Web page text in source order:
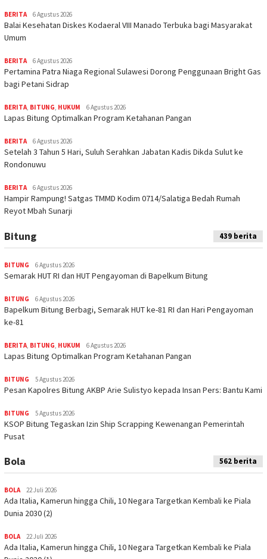
BERITA 6 Agustus 2026
Balai Kesehatan Diskes Kodaeral VIII Manado Terbuka bagi Masyarakat
Umum
BERITA 6 Agustus 2026
Pertamina Patra Niaga Regional Sulawesi Dorong Penggunaan Bright Gas
bagi Petani Sidrap
BERITA, BITUNG, HUKUM 6 Agustus 2026
Lapas Bitung Optimalkan Program Ketahanan Pangan
BERITA 6 Agustus 2026
Setelah 3 Tahun 5 Hari, Suluh Serahkan Jabatan Kadis Dikda Sulut ke
Rondonuwu
BERITA 6 Agustus 2026
Hampir Rampung! Satgas TMMD Kodim 0714/Salatiga Bedah Rumah
Reyot Mbah Sunarji
Bitung 439 berita
BITUNG 6 Agustus 2026
Semarak HUT RI dan HUT Pengayoman di Bapelkum Bitung
BITUNG 6 Agustus 2026
‎Bapelkum Bitung Berbagi, Semarak HUT ke-81 RI dan Hari Pengayoman
ke-81
BERITA BITUNG HUKUM 6 Agustus 2026
Lapas Bitung Optimalkan Program Ketahanan Pangan
BITUNG 5 Agustus 2026
Pesan Kapolres Bitung AKBP Arie Sulistyo kepada Insan Pers: Bantu Kami
BITUNG 5 Agustus 2026
KSOP Bitung Tegaskan Izin Ship Scrapping Kewenangan Pemerintah
Pusat
Bola 562 berita
BOLA 22 Juli 2026
Ada Italia, Kamerun hingga Chili, 10 Negara Targetkan Kembali ke Piala
Dunia 2030 (2)
BOLA 22 Juli 2026
Ada Italia, Kamerun hingga Chili, 10 Negara Targetkan Kembali ke Piala